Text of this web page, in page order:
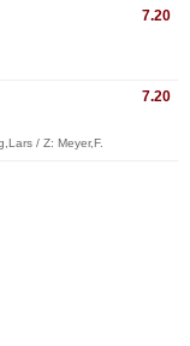
7.20
7.20
/ Z: Meyer,F.